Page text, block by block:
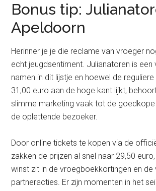
Bonus tip:
Apeldoorn
Herinner je je die reclame van vroeger
echt jeugdsentiment. Julianatoren is een
namen in dit lijstje en hoewel de
31,00 euro aan de hoge kant lijkt,
slimme marketing vaak tot de
de oplettende bezoeker.
Door online tickets te kopen via de
zakken de prijzen al snel naar 29,50
winst zit in de vroegboekkortingen en de
partneracties. Er zijn momenten in het